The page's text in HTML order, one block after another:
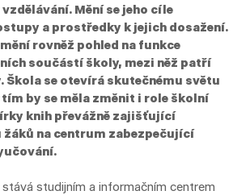
Mění se jeho cíle
a prostředky k jejich dosažení.
rovněž pohled na funkce
součástí školy, mezi něž patří
Škola se otevírá skutečnému světu
by se měla změnit i role školní
knih převážně zajišťující
na centrum zabezpečující
stává studijním a informačním centrem